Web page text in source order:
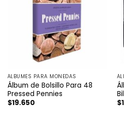
ÁLBUMES PARA MONEDAS
Álbum de Bolsillo Para 48
Pressed Pennies
$19.650
$